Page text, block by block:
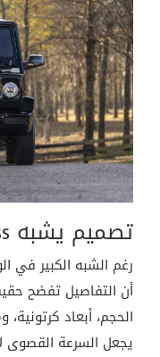
تصميم يشبه G-Class… من بعيد فقط!
رغم الشبه الكبير في
أن التفاصيل تفضح
الحجم، أبعاد
يجعل السرعة القصوى